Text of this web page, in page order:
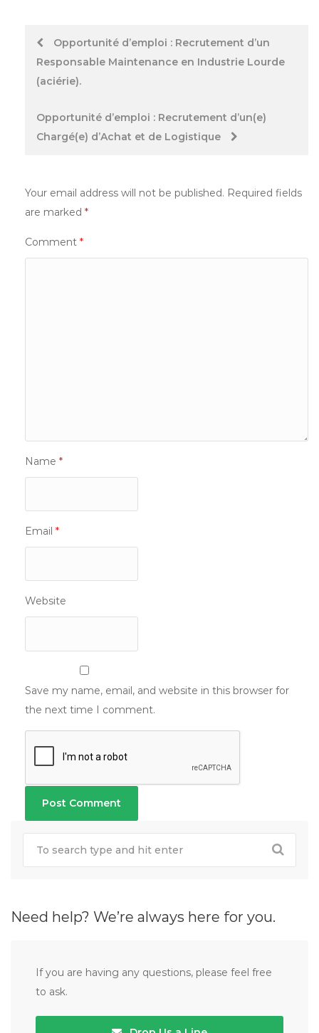
Post
navigation
Opportunité d’emploi : Recrutement d’un
Responsable Maintenance en Industrie Lourde
(aciérie).
Opportunité d’emploi : Recrutement d’un(e)
Chargé(e) d’Achat et de Logistique
Your email address will not be published. Required fields
are marked *
Comment *
Name *
Email *
Website
Save my name, email, and website in this browser for
the next time I comment.
Need help? We’re always here for you.
If you are having any questions, please feel free
to ask.